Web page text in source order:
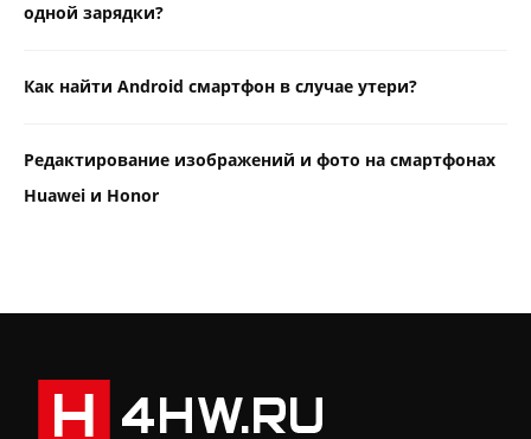
одной зарядки?
Как найти Android смартфон в случае утери?
Редактирование изображений и фото на смартфонах
Huawei и Honor